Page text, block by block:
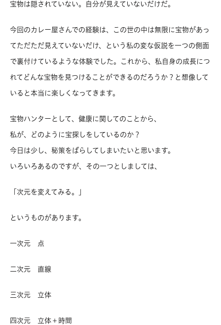
宝物は隠されていない。自分が見えていないだけだ。
今回のカレー屋さんでの経験は、この世の中は無限に宝物があっ
てただただ見えていないだけ、という私の変な仮説を一つの側面
で裏付けているような体験でした。これから、私自身の成長につ
れてどんな宝物を見つけることができるのだろうか？と想像して
いると本当に楽しくなってきます。
宝物ハンターとして、健康に関してのことから、
私が、どのように宝探しをしているのか？
今日は少し、秘策をばらしてしまいたいと思います。
いろいろあるのですが、その一つとしましては、
「次元を変えてみる。」
というものがあります。
一次元 点
二次元 直線
三次元 立体
四次元 立体＋時間